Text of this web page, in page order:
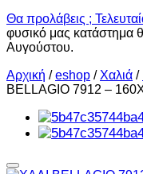
Θα προλάβεις ;
φυσικό μας κατάστημα
Αυγούστου.
Αρχική /eshop / Χαλιά /
BELLAGIO 7912 –